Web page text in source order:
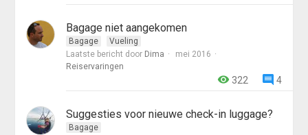
Bagage niet aangekomen
Bagage
Vueling
Laatste bericht door Dima
mei 2016
Reiservaringen
4
322
Suggesties voor nieuwe check-in luggage?
Bagage